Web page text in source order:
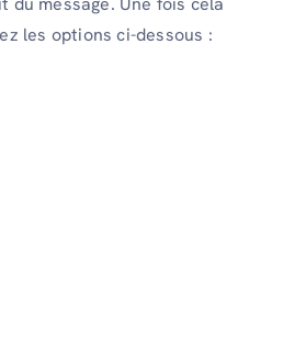
les options ci-dessous :